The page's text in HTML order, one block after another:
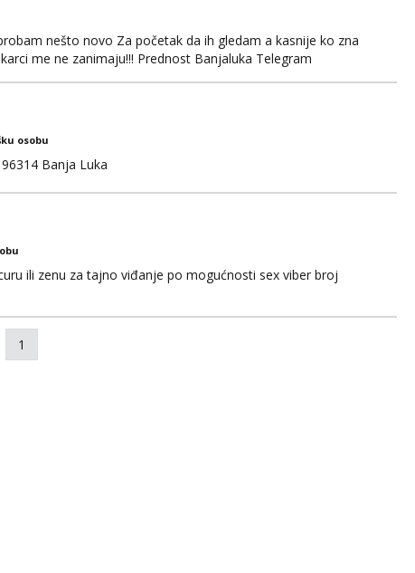
nešto novo Za početak da ih gledam a kasnije ko zna
me ne zanimaju!!! Prednost Banjaluka Telegram
osobu
Banja Luka
ili zenu za tajno viđanje po mogućnosti sex viber broj
1